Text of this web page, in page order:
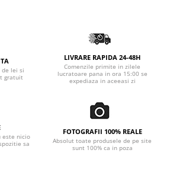
de lei si
gratuit
LIVRARE RAPIDA 24-48H
Comenzile primite in zilele
lucratoare pana in ora 15:00 se
expediaza in aceeasi zi
este nicio
sa
FOTOGRAFII 100% REALE
Absolut toate produsele de pe site
sunt 100% ca in poza